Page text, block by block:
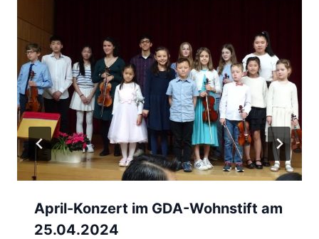
April-Konzert im GDA-Wohnstift am
25.04.2024